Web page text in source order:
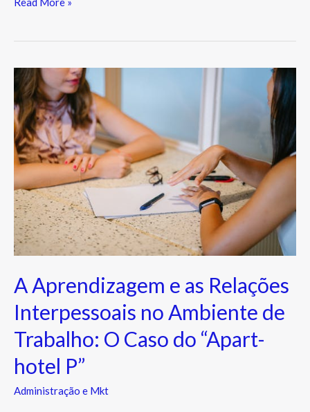
A Aprendizagem e as Relações
Interpessoais no Ambiente de
Trabalho: O Caso do “Apart-
hotel P”
Administração e Mkt
A
Aprendizagem
e
as
Relações
Interpessoais
no
Ambiente
de
Trabalho:
Caso
“Apart-
hotel
P”